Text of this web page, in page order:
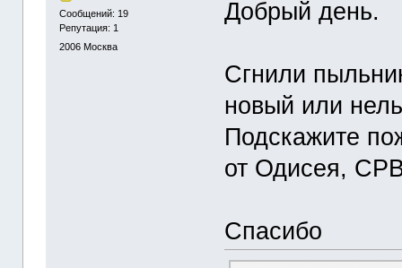
Сообщений: 19
Репутация: 1
2006 Москва
Добрый день.
Сгнили
новый или
Подскажите
от Одисея,
Спасибо